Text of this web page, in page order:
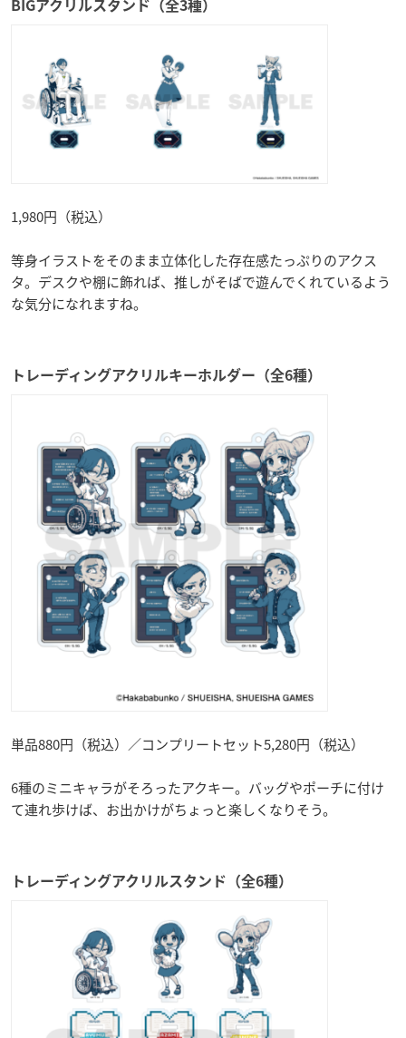
BIGアクリルスタンド（全3種）
1,980円（税込）
等身イラストをそのまま立体化した存在感たっぷりのアクス
タ。デスクや棚に飾れば、推しがそばで遊んでくれているよう
な気分になれますね。
トレーディングアクリルキーホルダー（全6種）
単品880円（税込）／コンプリートセット5,280円（税込）
6種のミニキャラがそろったアクキー。バッグやポーチに付け
て連れ歩けば、お出かけがちょっと楽しくなりそう。
トレーディングアクリルスタンド（全6種）